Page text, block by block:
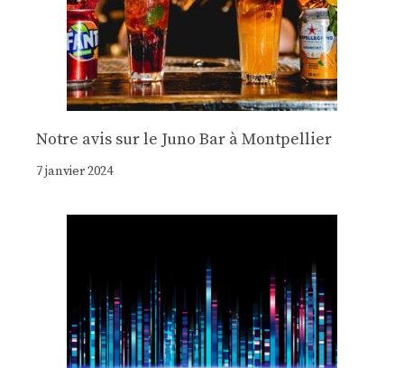
Notre avis sur le Juno Bar à Montpellier
7 janvier 2024